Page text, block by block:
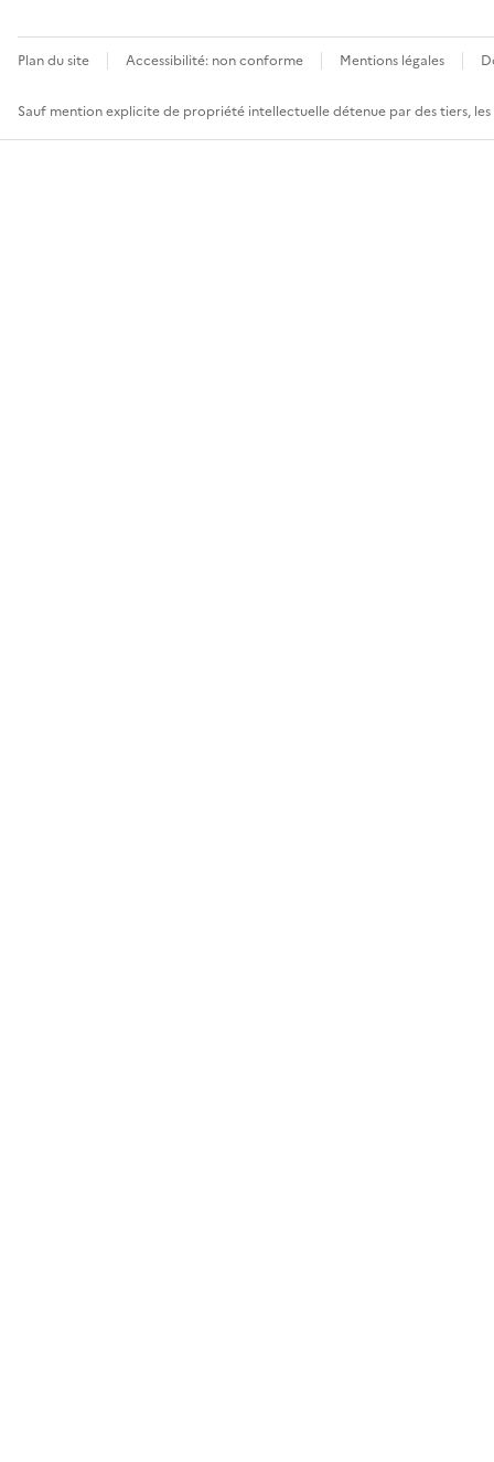
Plan du site Accessibilité: non conforme Mentions légales
Sauf mention explicite de propriété intellectuelle détenue par des tiers,